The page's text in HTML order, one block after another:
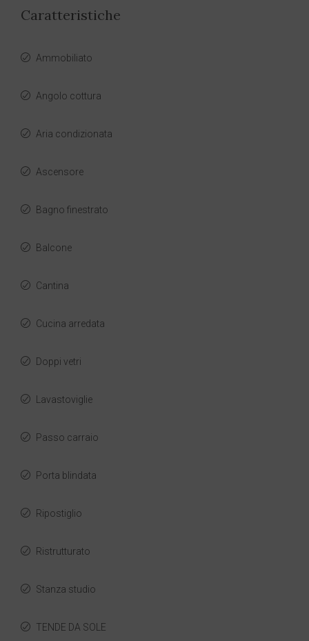
Caratteristiche
Ammobiliato
Angolo cottura
Aria condizionata
Ascensore
Bagno finestrato
Balcone
Cantina
Cucina arredata
Doppi vetri
Lavastoviglie
Passo carraio
Porta blindata
Ripostiglio
Ristrutturato
Stanza studio
TENDE DA SOLE